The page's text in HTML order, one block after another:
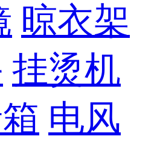
晾衣架
挂烫机
电风